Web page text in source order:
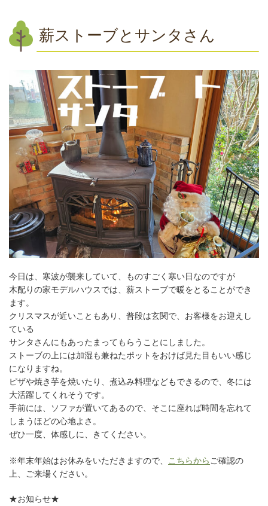
薪ストーブとサンタさん
今日は、寒波が襲来していて、ものすごく寒い日なのですが
木配りの家モデルハウスでは、薪ストーブで暖をとることができ
ます。
クリスマスが近いこともあり、普段は玄関で、お客様をお迎えし
ている
サンタさんにもあったまってもらうことにしました。
ストーブの上には加湿も兼ねたポットをおけば見た目もいい感じ
になりますね。
ピザや焼き芋を焼いたり、煮込み料理などもできるので、冬には
大活躍してくれそうです。
手前には、ソファが置いてあるので、そこに座れば時間を忘れて
しまうほどの心地よさ。
ぜひ一度、体感しに、きてください。
※年末年始はお休みをいただきますので、 こちらから ご確認の
上、ご来場ください。
★お知らせ★